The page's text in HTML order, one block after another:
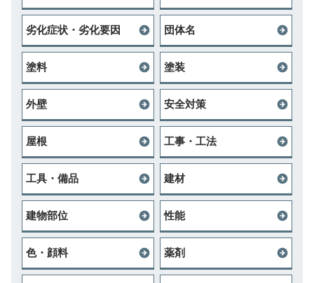
劣化症状・劣化要因 団体名
塗料 塗装
外壁 安全対策
屋根 工事・工法
工具・備品 建材
建物部位 性能
色・顔料 薬剤